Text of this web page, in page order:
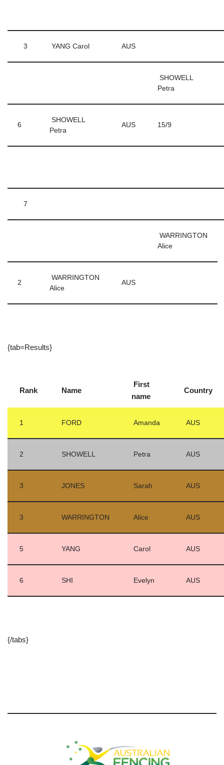
3 YANG Carol AUS
SHOWELL
Petra
6
SHOWELL
Petra
AUS 15/9
7
WARRINGTON
Alice
2
WARRINGTON
Alice
AUS
{tab=Results}
Rank Name
First
name
Country
1 FORD Amanda AUS
2 SHOWELL Petra AUS
3 JONES Sarah AUS
3 WARRINGTON Alice AUS
5 YANG Carol AUS
6 SHI Evelyn AUS
{/tabs}